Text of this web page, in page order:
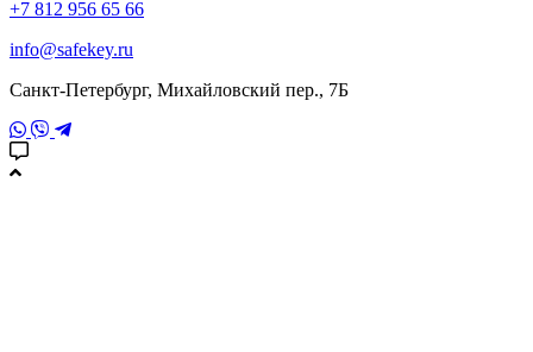
+7 812 956 65 66
info@safekey.ru
Санкт-Петербург, Михайловский пер., 7Б